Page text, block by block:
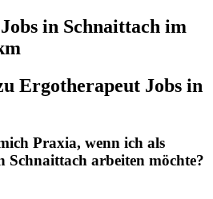
Jobs in Schnaittach im
Ergotherapeut Jobs in
Praxia, wenn ich als
Schnaittach arbeiten möchte?